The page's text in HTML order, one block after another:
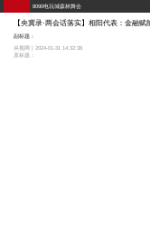
8090电玩城森林舞会
【央冀录·两会话落实】相阳代表：金融
副标题：
央视网 | 2024-01-31 14:32:38
原标题：